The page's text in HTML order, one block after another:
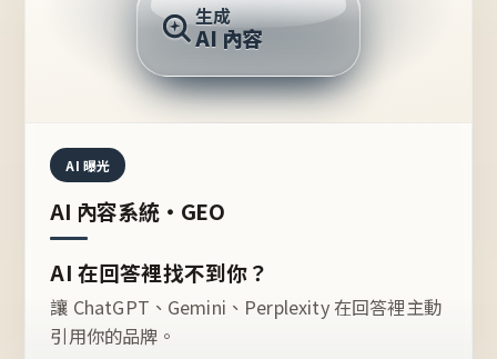
推薦的台灣品牌？
生成
AI 內容
AI 曝光
AI 內容系統・GEO
AI 在回答裡找不到你？
讓 ChatGPT、Gemini、Perplexity 在回答裡主動
引用你的品牌。